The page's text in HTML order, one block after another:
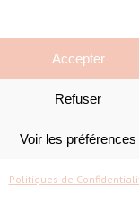
Accepter
Refuser
Voir les préférences
Politiques de
Photographe
©Amelie Cousineau